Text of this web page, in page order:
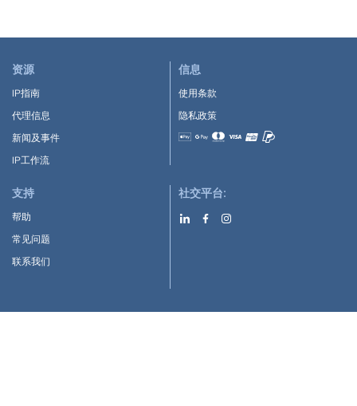
资源
IP指南
代理信息
新闻及事件
IP工作流
信息
使用条款
隐私政策
Accepted payment methods
支持
帮助
常见问题
联系我们
社交平台: